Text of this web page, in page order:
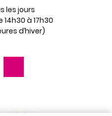
les jours
à 17h30
d’hiver)